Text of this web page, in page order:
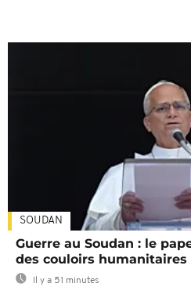
SOUDAN
Guerre au Soudan : le
des couloirs humanitaires
Il y a 51 minutes